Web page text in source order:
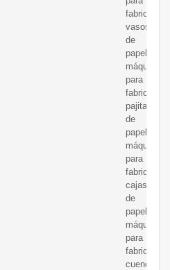
fabricar
vasos
de
papel,
máquinas
para
fabricar
pajitas
de
papel,
máquinas
para
fabricar
cajas
de
papel,
máquinas
para
fabricar
cuencos